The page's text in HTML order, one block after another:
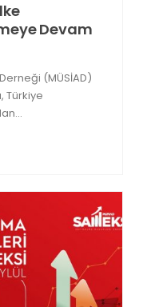
Devam
(MÜSİAD)
Türkiye